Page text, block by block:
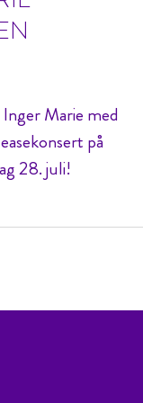
Marie med
på
28. juli!